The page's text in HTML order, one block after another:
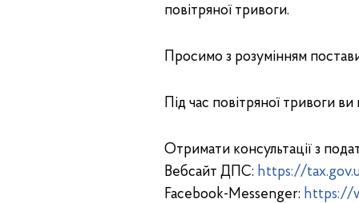
повітряної тривоги.
Просимо з розумінням
Під час повітряної тривоги
Отримати консультації з
Вебсайт ДПС: https://
Facebook-Messenger: https://